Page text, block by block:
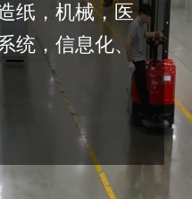
纸，机械，医
统，信息化、